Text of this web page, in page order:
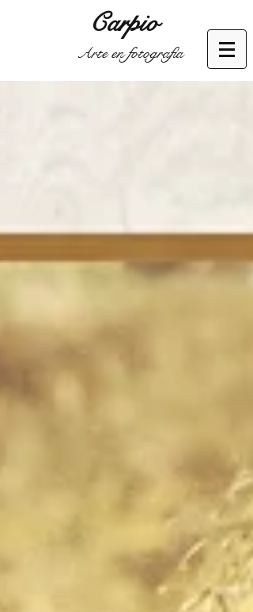
Carpio
Arte en fotografía